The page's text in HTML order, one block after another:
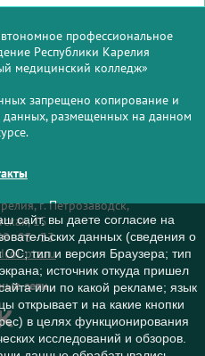
профессиональное
Республики Карелия
медицинский колледж»
запрещено копирование и
данных, размещенных на данном
г. Петрозаводск,
15
ptz.ru
сети
сайт, вы даете согласие на
данных (сведения о
тип и версия Браузера; тип
источник откуда пришел
или по какой рекламе; язык
открывает и на какие кнопки
в целях функционирования
исследований и обзоров.